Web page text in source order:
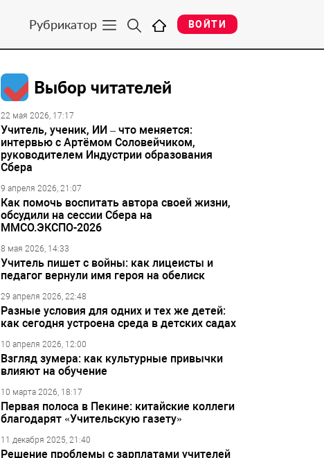
Рубрикатор ВОЙТИ
Выбор читателей
22 мая 2026, 17:17
Учитель, ученик, ИИ – что меняется:
интервью с Артёмом Соловейчиком,
руководителем Индустрии образования
Сбера
9 апреля 2026, 21:07
Как помочь воспитать автора своей жизни,
обсудили на сессии Сбера на
ММСО.ЭКСПО-2026
8 мая 2026, 14:33
Учитель пишет с войны: как лицеисты и
педагог вернули имя героя на обелиск
29 апреля 2026, 22:48
Разные условия для одних и тех же детей:
как сегодня устроена среда в детских садах
10 апреля 2026, 12:00
Взгляд зумера: как культурные привычки
влияют на обучение
10 марта 2026, 18:17
Первая полоса в Пекине: китайские коллеги
благодарят «Учительскую газету»
11 декабря 2025, 21:40
Решение проблемы с зарплатами учителей